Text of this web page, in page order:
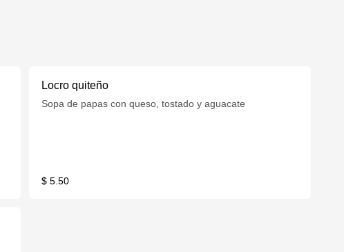
Locro quiteño
Sopa de papas con queso, tostado y aguacate
$ 5.50